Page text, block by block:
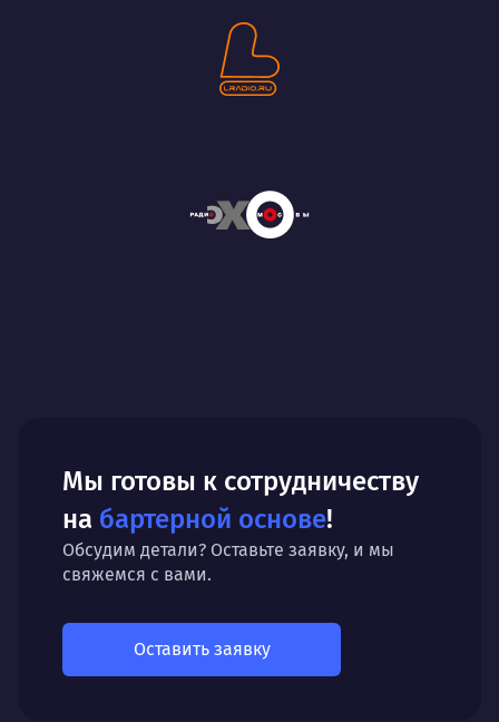
Мы готовы к сотрудничеству
на бартерной основе!
Обсудим детали? Оставьте заявку, и мы
свяжемся с вами.
Оставить заявку